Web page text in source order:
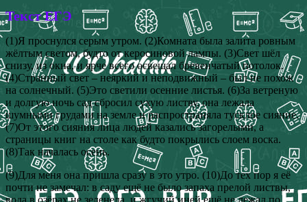
Текст ЕГЭ
(1)Я проснулся серым утром. (2)Комната была залита ровным
жёлтым светом, будто от керосиновой лампы. (3)Свет шёл
снизу, из окна, и ярче всего освещал бревенчатый потолок.
(4)Странный свет – неяркий и неподвижный – был не похож
на солнечный. (5)Это светили осенние листья. (6)За ветреную
и долгую ночь сад сбросил сухую листву, она лежала
шумными грудами на земле и распространяла тусклое сияние.
(7)От этого сияния лица людей казались загорелыми, а
страницы книг на столе как будто покрылись слоем воска.
(8)Так началась осень.
(9)Для меня она пришла сразу в это утро. (10)До тех пор я её
почти не замечал: в саду ещё не было запаха прелой листвы,